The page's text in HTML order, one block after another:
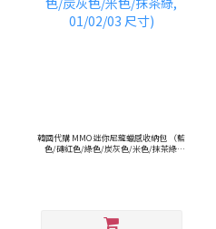
韓國代購 MMO 迷你尼龍蠟感收納包 （藍
色/磚紅色/綠色/炭灰色/米色/抹茶綠,